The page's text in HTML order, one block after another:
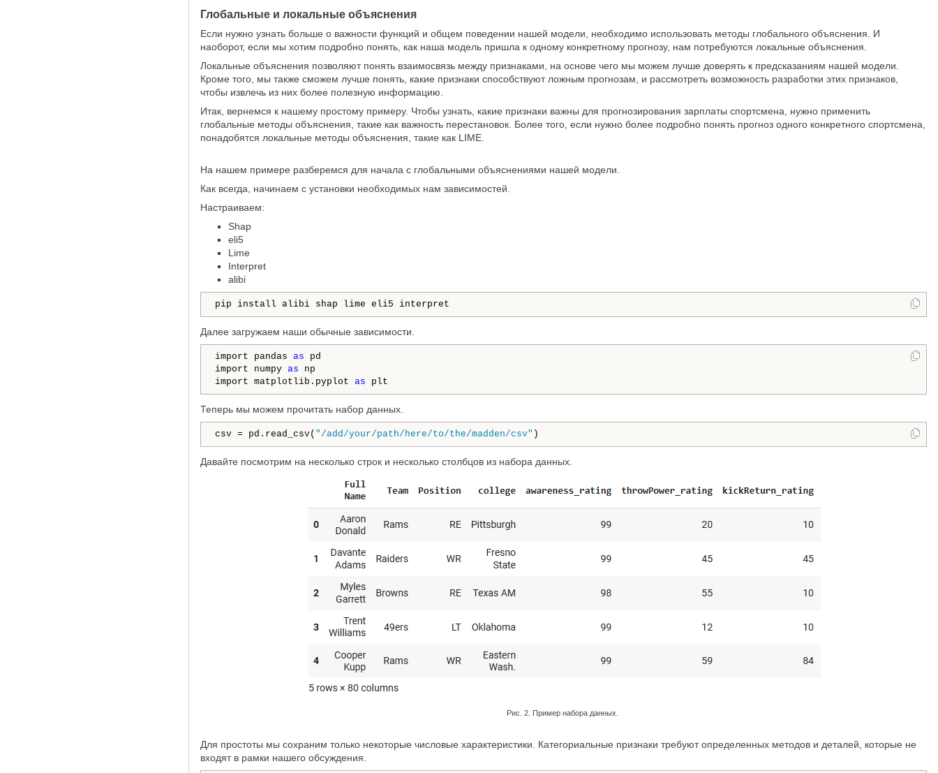
Глобальные и локальные объяснения
Если нужно узнать больше о важности функций и общем поведении нашей модели, необходимо использовать методы глобального объяснения. И
наоборот, если мы хотим подробно понять, как наша модель пришла к одному конкретному прогнозу, нам потребуются локальные объяснения.
Локальные объяснения позволяют понять взаимосвязь между признаками, на основе чего мы можем лучше доверять к предсказаниям нашей модели.
Кроме того, мы также сможем лучше понять, какие признаки способствуют ложным прогнозам, и рассмотреть возможность разработки этих признаков,
чтобы извлечь из них более полезную информацию.
Итак, вернемся к нашему простому примеру. Чтобы узнать, какие признаки важны для прогнозирования зарплаты спортсмена, нужно применить
глобальные методы объяснения, такие как важность перестановок. Более того, если нужно более подробно понять прогноз одного конкретного спортсмена,
понадобятся локальные методы объяснения, такие как LIME.
На нашем примере разберемся для начала с глобальными объяснениями нашей модели.
Как всегда, начинаем с установки необходимых нам зависимостей.
Настраиваем:
Shap
eli5
Lime
Interpret
alibi
pip install alibi shap lime eli5 interpret
Далее загружаем наши обычные зависимости.
import pandas as pd
import numpy as np
import matplotlib.pyplot as plt
Теперь мы можем прочитать набор данных.
csv = pd.read_csv( "/add/your/path/here/to/the/madden/csv" )
Давайте посмотрим на несколько строк и несколько столбцов из набора данных.
Рис. 2. Пример набора данных.
Для простоты мы сохраним только некоторые числовые характеристики. Категориальные признаки требуют определенных методов и деталей, которые не
входят в рамки нашего обсуждения.